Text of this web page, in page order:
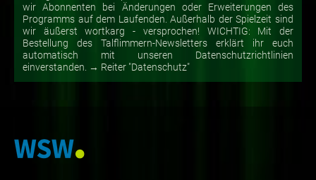
wir Abonnenten bei Änderungen oder Erweiterungen des
Programms auf dem Laufenden. Außerhalb der Spielzeit sind
wir äußerst wortkarg - versprochen! WICHTIG: Mit der
Bestellung des Talflimmern-Newsletters erklärt ihr euch
automatisch mit unseren Datenschutzrichtlinien
einverstanden. → Reiter "Datenschutz"